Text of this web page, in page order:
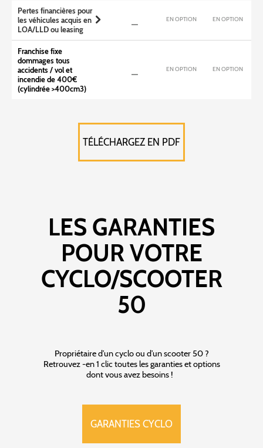
Pertes financières pour
les véhicules acquis en
LOA/LLD ou leasing
EN OPTION EN OPTION
Franchise fixe
dommages tous
accidents / vol et
incendie de 400€
(cylindrée >400cm3)
EN OPTION EN OPTION
TÉLÉCHARGEZ EN PDF
LES GARANTIES
POUR VOTRE
CYCLO/SCOOTER
50
Propriétaire d’un cyclo ou d’un scooter 50 ?
Retrouvez -en 1 clic toutes les garanties et options
dont vous avez besoins !
GARANTIES CYCLO